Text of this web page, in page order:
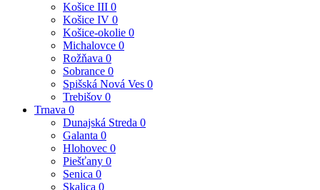
Košice III 0
Košice IV 0
Košice-okolie 0
Michalovce 0
Rožňava 0
Sobrance 0
Spišská Nová Ves 0
Trebišov 0
Trnava 0
Dunajská Streda 0
Galanta 0
Hlohovec 0
Piešťany 0
Senica 0
Skalica 0